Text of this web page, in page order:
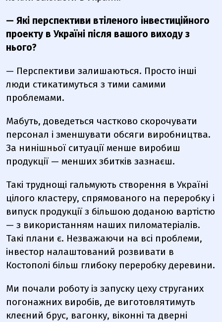
— Які перспективи втіленого інвестиційного
проекту в Україні після вашого виходу з
нього?
— Перспективи залишаються. Просто інші
люди стикатимуться з тими самими
проблемами.
Мабуть, доведеться частково скорочувати
персонал і зменшувати обсяги виробництва.
За нинішньої ситуації менше виробиш
продукції — менших збитків зазнаєш.
Такі труднощі гальмують створення в Україні
цілого кластеру, спрямованого на переробку і
випуск продукції з більшою доданою вартістю
— з використанням наших пиломатеріалів.
Такі плани є. Незважаючи на всі проблеми,
інвестор налаштований розвивати в
Костополі більш глибоку переробку деревини.
Ми почали роботу із запуску цеху струганих
погонажних виробів, де виготовлятимуть
клеєний брус, вагонку, віконні та дверні